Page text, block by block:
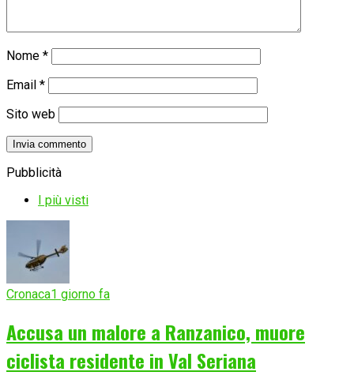
Nome *
Email *
Sito web
Pubblicità
I più visti
Cronaca1 giorno fa
Accusa un malore a Ranzanico, muore
ciclista residente in Val Seriana